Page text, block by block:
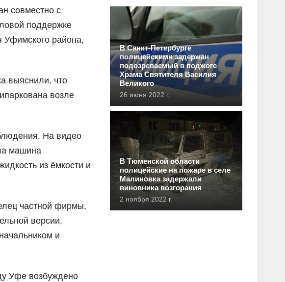
совместно с
поддержке
Уфимского района,
выяснили, что
возле
На видео
машина
из ёмкости и
частной фирмы,
версии,
и
Уфе возбуждено
В Санкт-Петербурге
полицейскими задержан
подозреваемый в поджоге
Храма Святителя Василия
Великого
26 июня 2022 г.
В Тюменской области
полицейские на пожаре в селе
Малиновка задержали
виновника возгорания
2 ноября 2022 г.